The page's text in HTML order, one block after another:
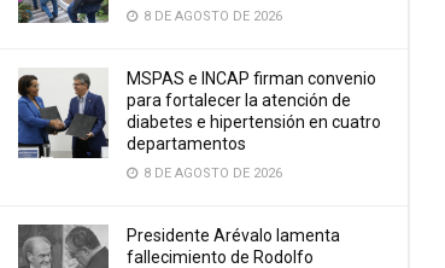
8 DE AGOSTO DE 2026
MSPAS e INCAP firman convenio
para fortalecer la atención de
diabetes e hipertensión en cuatro
departamentos
8 DE AGOSTO DE 2026
Presidente Arévalo lamenta
fallecimiento de Rodolfo